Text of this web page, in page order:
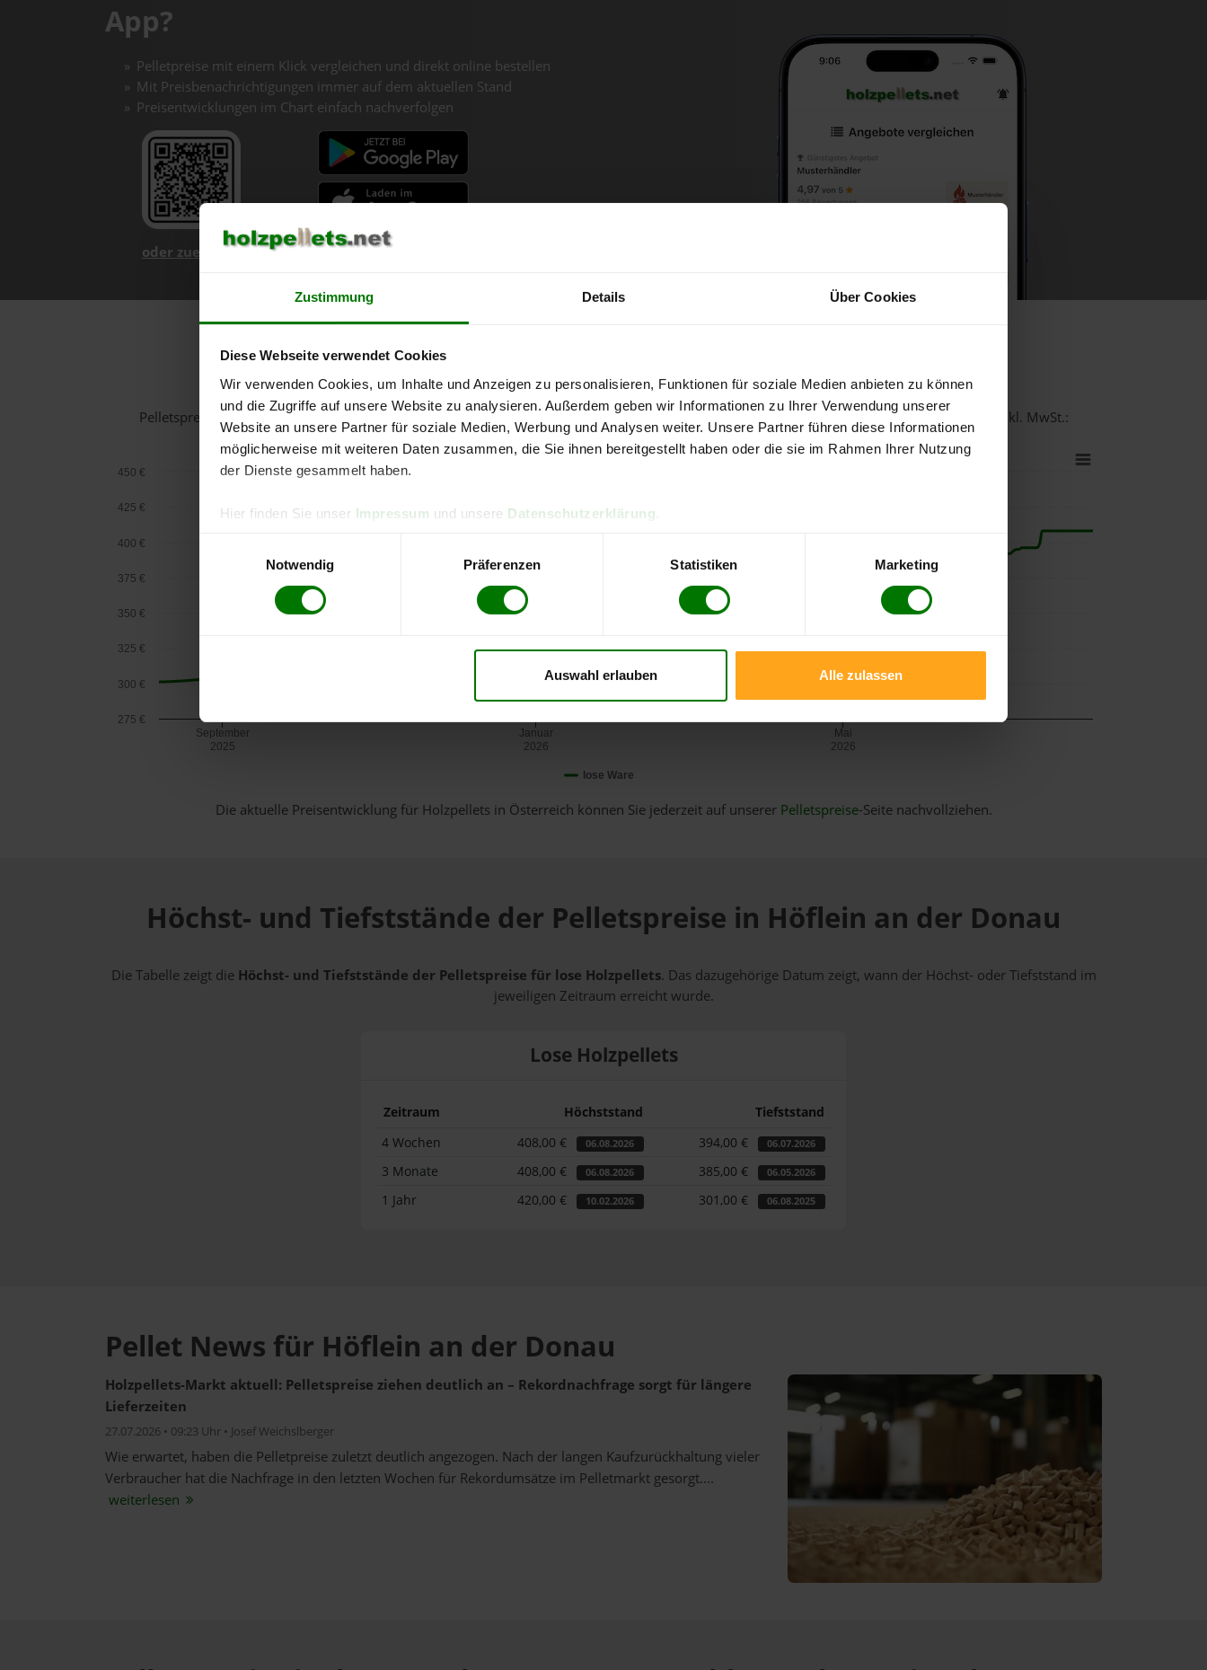
Zustimmung Details Über Cookies
Diese Webseite verwendet Cookies
Wir verwenden Cookies, um Inhalte und Anzeigen zu personalisieren, Funktionen für soziale Medien anbieten zu können
und die Zugriffe auf unsere Website zu analysieren. Außerdem geben wir Informationen zu Ihrer Verwendung unserer
Website an unsere Partner für soziale Medien, Werbung und Analysen weiter. Unsere Partner führen diese Informationen
möglicherweise mit weiteren Daten zusammen, die Sie ihnen bereitgestellt haben oder die sie im Rahmen Ihrer Nutzung
der Dienste gesammelt haben.
Hier finden Sie unser Impressum und unsere Datenschutzerklärung
Notwendig
Präferenzen Statistiken Marketing
Auswahl erlauben Alle zulassen
App?
Pelletpreise mit einem Klick vergleichen und direkt online bestellen
Mit Preisbenachrichtigungen immer auf dem aktuellen Stand
Preisentwicklungen im Chart einfach nachverfolgen
oder zuerst mehr über unsere App erfahren
Holzpellets-Chart für Höflein an der Donau
Pelletspreise in Höflein an der Donau für 1 Tonne bei Abnahmevon 6 Tonnen loser Warein DINplus-/ENplus-Qualität bei einer Lieferstelle inkl. MwSt.:
lose Ware
September
2025
Januar
2026
Mai
2026
275 €
300 €
325 €
350 €
375 €
400 €
425 €
450 €
Die aktuelle Preisentwicklung für Holzpellets in Österreich können Sie jederzeit auf unserer Pelletspreise-Seite nachvollziehen.
Höchst- und Tiefststände der Pelletspreise in Höflein an der Donau
Die Tabelle zeigt die Höchst- und Tiefststände der Pelletspreise für lose Holzpellets. Das dazugehörige Datum zeigt, wann der Höchst- oder Tiefststand im
jeweiligen Zeitraum erreicht wurde.
Lose Holzpellets
Zeitraum Höchststand
Tiefststand
4 Wochen
408,00 € 06.08.2026 394,00 € 06.07.2026
3 Monate 408,00 € 06.08.2026 385,00 € 06.05.2026
1 Jahr 420,00 € 10.02.2026 301,00 € 06.08.2025
Pellet News für Höflein an der Donau
Holzpellets-Markt aktuell: Pelletspreise ziehen deutlich an – Rekordnachfrage sorgt für längere
Lieferzeiten
27.07.2026 • 09:23 Uhr • Josef Weichslberger
Wie erwartet, haben die Pelletpreise zuletzt deutlich angezogen. Nach der langen Kaufzurückhaltung vieler
Verbraucher hat die Nachfrage in den letzten Wochen für Rekordumsätze im Pelletmarkt gesorgt....
weiterlesen